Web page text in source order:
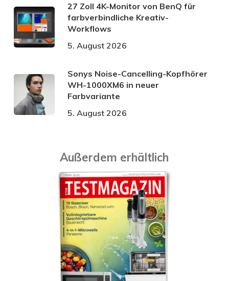
27 Zoll 4K-Monitor von BenQ für
farbverbindliche Kreativ-
Workflows
5. August 2026
Sonys Noise-Cancelling-Kopfhörer
WH-1000XM6 in neuer
Farbvariante
5. August 2026
Außerdem erhältlich